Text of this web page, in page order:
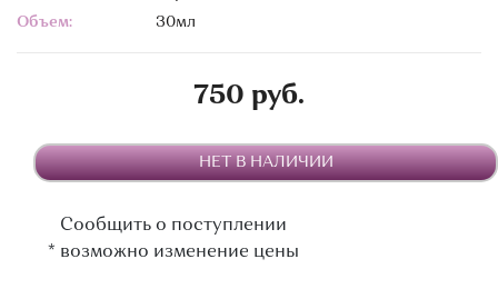
Объем:
30мл
750 руб.
НЕТ В НАЛИЧИИ
Сообщить о поступлении
* возможно изменение цены